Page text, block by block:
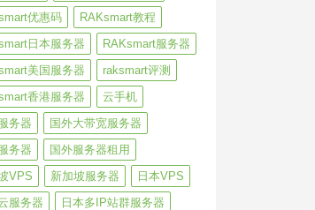
优惠码
RAKsmart教程
日本服务器
RAKsmart服务器
美国服务器
raksmart评测
香港服务器
云手机
务器
国外大带宽服务器
务器
国外服务器租用
VPS
新加坡服务器
日本VPS
服务器
日本多IP站群服务器